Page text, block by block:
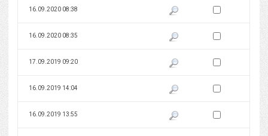
16.09.2020 08:38 Pokaż podgląd wersji z dnia
Zaznacz wersję do
16.09.2020 08:35 Pokaż podgląd wersji z dnia
Zaznacz wersję do
17.09.2019 09:20 Pokaż podgląd wersji z dnia
Zaznacz wersję do
16.09.2019 14:04 Pokaż podgląd wersji z dnia
Zaznacz wersję do
16.09.2019 13:55 Pokaż podgląd wersji z dnia
Zaznacz wersję do